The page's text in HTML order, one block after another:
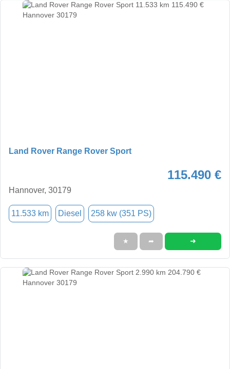
Land Rover Range Rover Sport
115.490 €
Hannover, 30179
11.533 km Diesel 258 kw (351 PS)
★ ➦ ➜